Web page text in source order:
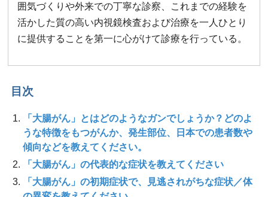
囲気づくりや外来での丁寧な診察、これまでの経験を
活かした質の高い内視鏡検査および治療を一人ひとり
に提供することを第一に心がけて診療を行っている。
目次
「大腸がん」とはどのようなガンでしょうか？どのよ
うな特徴をもつがんか、発生部位、日本での患者数や
傾向などを教えてください。
「大腸がん」の代表的な症状を教えてください
「大腸がん」の初期症状で、見逃されがちな症状／体